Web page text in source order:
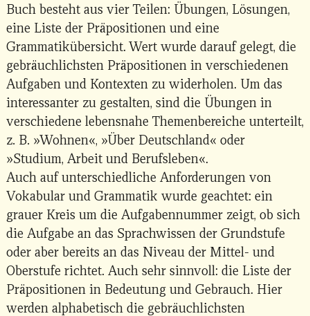
Buch besteht aus vier Teilen: Übungen, Lösungen,
eine Liste der Präpositionen und eine
Grammatikübersicht. Wert wurde darauf gelegt, die
gebräuchlichsten Präpositionen in verschiedenen
Aufgaben und Kontexten zu widerholen. Um das
interessanter zu gestalten, sind die Übungen in
verschiedene lebensnahe Themenbereiche unterteilt,
z. B. »Wohnen«, »Über Deutschland« oder
»Studium, Arbeit und Berufsleben«.
Auch auf unterschiedliche Anforderungen von
Vokabular und Grammatik wurde geachtet: ein
grauer Kreis um die Aufgabennummer zeigt, ob sich
die Aufgabe an das Sprachwissen der Grundstufe
oder aber bereits an das Niveau der Mittel- und
Oberstufe richtet. Auch sehr sinnvoll: die Liste der
Präpositionen in Bedeutung und Gebrauch. Hier
werden alphabetisch die gebräuchlichsten